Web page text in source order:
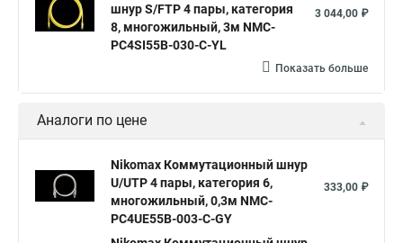
шнур S/FTP 4 пары, категория
8, многожильный, 3м NMC-
PC4SI55B-030-C-YL
3 044,00 ₽
Показать больше
Аналоги по цене
Nikomax Коммутационный шнур
U/UTP 4 пары, категория 6,
многожильный, 0,3м NMC-
PC4UE55B-003-C-GY
333,00 ₽